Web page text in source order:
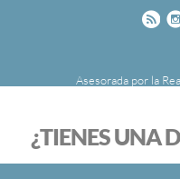
Rss
Asesorada por la
FundéuRAE es una
¿TIENES UNA